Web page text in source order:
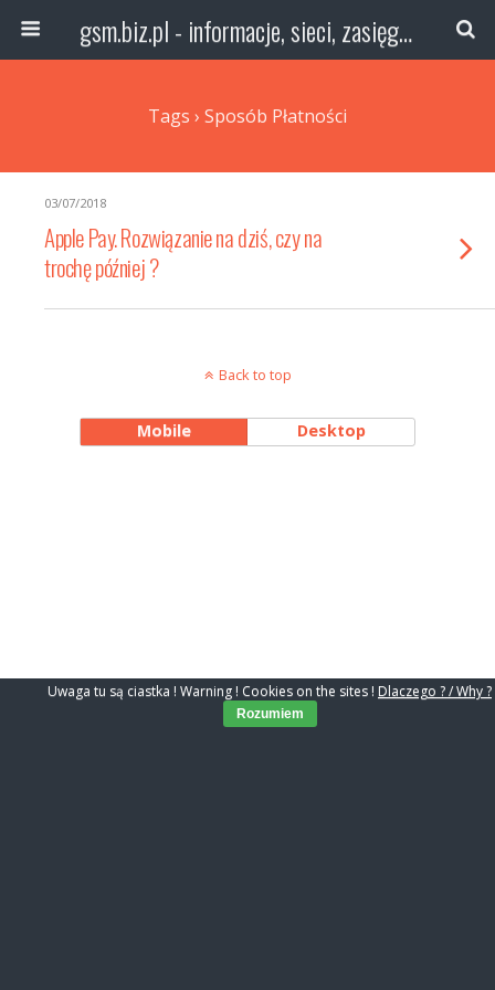
gsm.biz.pl - informacje, sieci, zasięg technologie
Tags › Sposób Płatności
03/07/2018
Apple Pay. Rozwiązanie na dziś, czy na
trochę później ?
Back to top
Mobile Desktop
Uwaga tu są ciastka ! Warning ! Cookies on the sites ! Dlaczego ? / Why ?
Rozumiem